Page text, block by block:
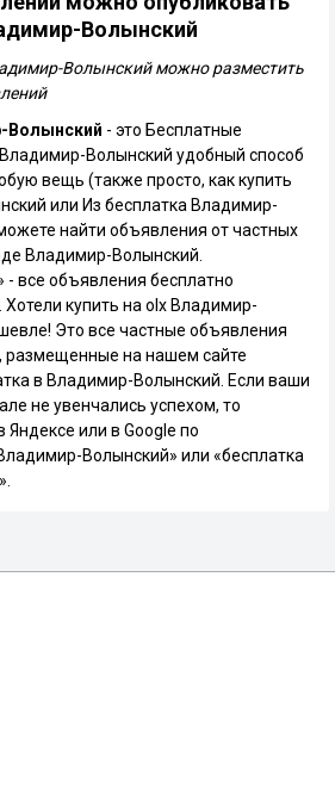
Волынский
Волынский можно разместить
Волынский - это Бесплатные
Волынский удобный способ
вещь (также просто, как купить
или Из бесплатка Владимир-
найти объявления от частных
Владимир-Волынский.
все объявления бесплатно
купить на olx Владимир-
Это все частные объявления
размещенные на нашем сайте
в Владимир-Волынский. Если ваши
не увенчались успехом, то
Яндексе или в Google по
Волынский» или «бесплатка